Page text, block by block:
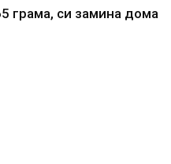
грама, си замина дома